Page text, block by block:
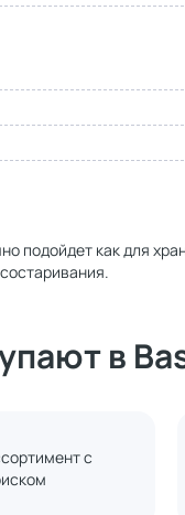
подойдет как для
в
с